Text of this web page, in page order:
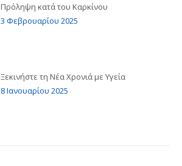
Πρόληψη κατά του Καρκίνου
3 Φεβρουαρίου 2025
Ξεκινήστε τη Νέα Χρονιά με Υγεία
8 Ιανουαρίου 2025